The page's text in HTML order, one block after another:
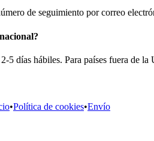
de seguimiento por correo
5 días hábiles. Para países fuera de
•Política de cookies•Envío